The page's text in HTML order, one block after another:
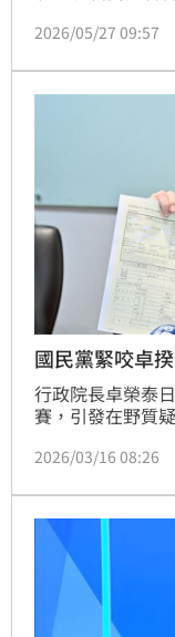
國台聯常務副會
基金會不碰錢』
就直接交給財務
若這案子最後走
2026/05/27 09:57
國民黨緊咬卓
行政院長卓榮泰
賽，引發在野質
臉藍白。對此，
2026/03/16 08:26